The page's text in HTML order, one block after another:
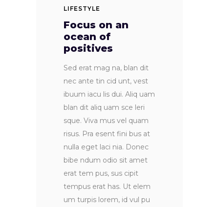
LIFESTYLE
Focus on an
ocean of
positives
Sed erat mag na, blan dit
nec ante tin cid unt, vest
ibuum iacu lis dui. Aliq uam
blan dit aliq uam sce leri
sque. Viva mus vel quam
risus. Pra esent fini bus at
nulla eget laci nia. Donec
bibe ndum odio sit amet
erat tem pus, sus cipit
tempus erat has. Ut elem
um turpis lorem, id vul pu